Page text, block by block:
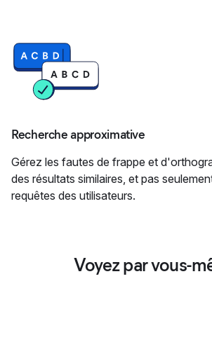
Recherche approximative
Gérez les fautes de frappe et
des résultats similaires, et pas
requêtes des utilisateurs.
Voyez par vous-